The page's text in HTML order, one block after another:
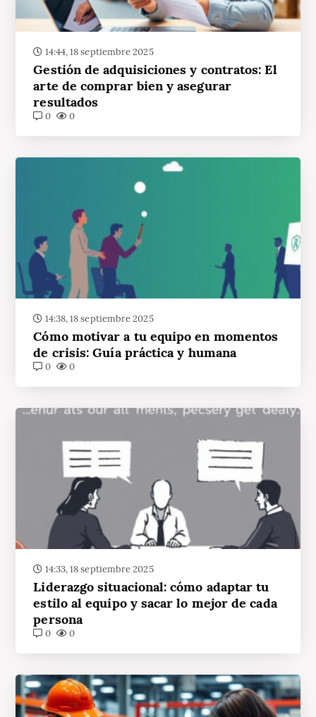
14:44, 18 septiembre 2025
Gestión de adquisiciones y contratos: El
arte de comprar bien y asegurar
resultados
0 0
14:38, 18 septiembre 2025
Cómo motivar a tu equipo en momentos
de crisis: Guía práctica y humana
0 0
14:33, 18 septiembre 2025
Liderazgo situacional: cómo adaptar tu
estilo al equipo y sacar lo mejor de cada
persona
0 0